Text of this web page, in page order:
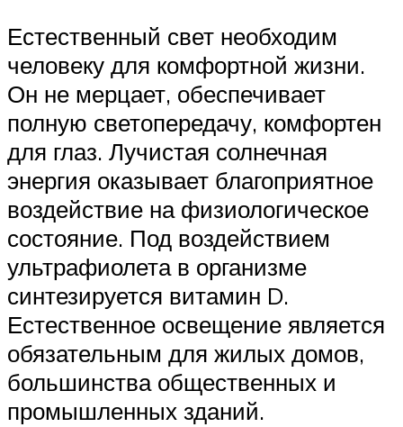
Естественный свет необходим
человеку для комфортной жизни.
Он не мерцает, обеспечивает
полную светопередачу, комфортен
для глаз. Лучистая солнечная
энергия оказывает благоприятное
воздействие на физиологическое
состояние. Под воздействием
ультрафиолета в организме
синтезируется витамин D.
Естественное освещение является
обязательным для жилых домов,
большинства общественных и
промышленных зданий.